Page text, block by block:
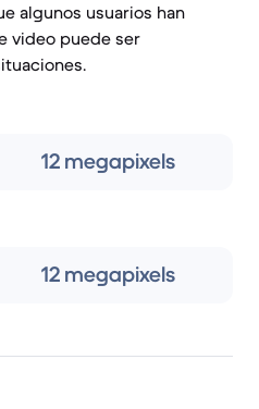
algunos usuarios han
video puede ser
12 megapixels
12 megapixels